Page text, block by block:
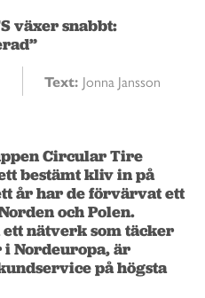
växer snabbt:
Text: Jonna Jansson
Circular Tire
bestämt kliv in på
år har de förvärvat ett
och Polen.
nätverk som täcker
Nordeuropa, är
på högsta